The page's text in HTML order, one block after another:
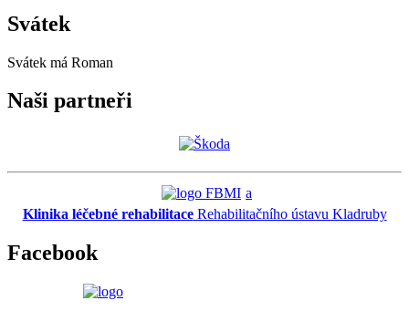
Svátek
Svátek má Roman
Naši partneři
a
Klinika léčebné rehabilitaceRehabilitačního ústavu Kladruby
Facebook